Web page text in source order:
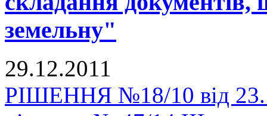
земельну"
29.12.2011
РІШЕННЯ №18/10 від